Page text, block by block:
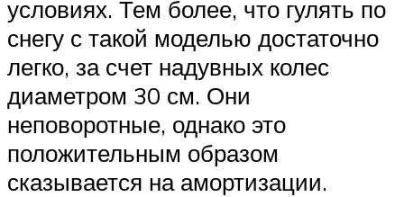
условиях. Тем более, что гулять по
снегу с такой моделью достаточно
легко, за счет надувных колес
диаметром 30 см. Они
неповоротные, однако это
положительным образом
сказывается на амортизации.